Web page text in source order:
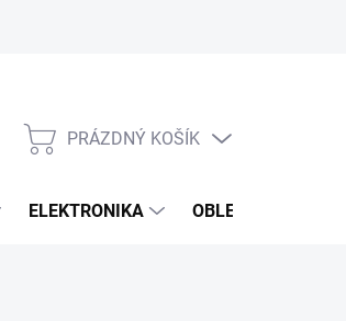
NÁKUPNÍ
PRÁZDNÝ KOŠÍK
ELEKTRONIKA OBLEČENÍ, OBUV